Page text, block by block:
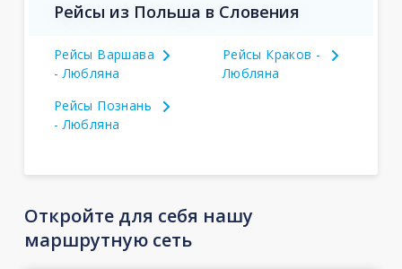
Рейсы из Польша в Словения
Рейсы Варшава
- Любляна
Рейсы Краков -
Любляна
Рейсы Познань
- Любляна
Откройте для себя нашу
маршрутную сеть